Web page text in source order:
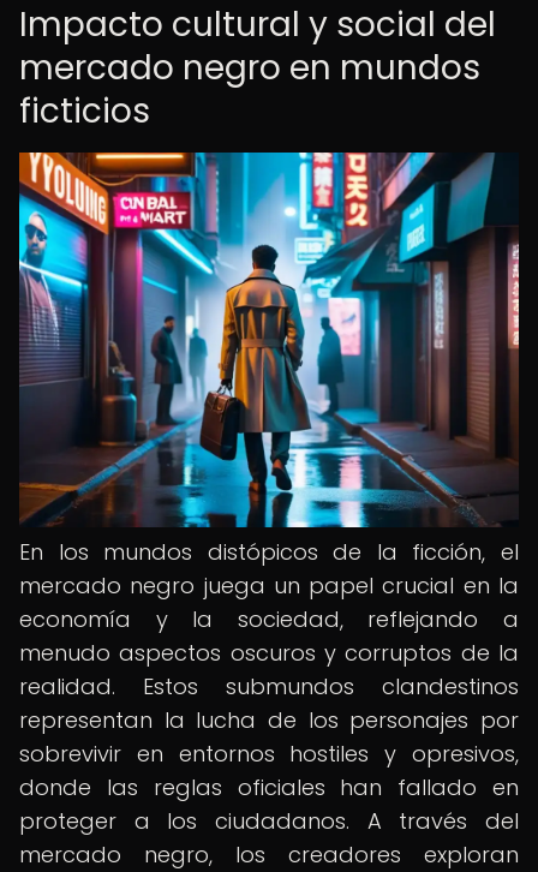
Impacto cultural y social del
mercado negro en mundos
ficticios
En los mundos distópicos de la ficción, el
mercado negro juega un papel crucial en la
economía y la sociedad, reflejando a
menudo aspectos oscuros y corruptos de la
realidad. Estos submundos clandestinos
representan la lucha de los personajes por
sobrevivir en entornos hostiles y opresivos,
donde las reglas oficiales han fallado en
proteger a los ciudadanos. A través del
mercado negro, los creadores exploran